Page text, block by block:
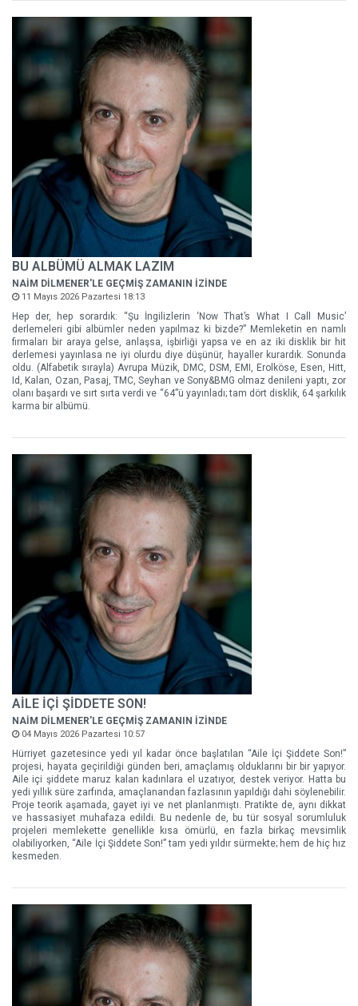
BU ALBÜMÜ ALMAK LAZIM
NAİM DİLMENER'LE GEÇMİŞ ZAMANIN İZİNDE
11 Mayıs 2026 Pazartesi 18:13
Hep der, hep sorardık: “Şu İngilizlerin ‘Now That’s What I Call Music’
derlemeleri gibi albümler neden yapılmaz ki bizde?” Memleketin en namlı
firmaları bir araya gelse, anlaşsa, işbirliği yapsa ve en az iki disklik bir hit
derlemesi yayınlasa ne iyi olurdu diye düşünür, hayaller kurardık. Sonunda
oldu. (Alfabetik sırayla) Avrupa Müzik, DMC, DSM, EMI, Erolköse, Esen, Hitt,
Id, Kalan, Ozan, Pasaj, TMC, Seyhan ve Sony&BMG olmaz denileni yaptı, zor
olanı başardı ve sırt sırta verdi ve “64”ü yayınladı; tam dört disklik, 64 şarkılık
karma bir albümü.
AİLE İÇİ ŞİDDETE SON!
NAİM DİLMENER'LE GEÇMİŞ ZAMANIN İZİNDE
04 Mayıs 2026 Pazartesi 10:57
Hürriyet gazetesince yedi yıl kadar önce başlatılan “Aile İçi Şiddete Son!”
projesi, hayata geçirildiği günden beri, amaçlamış olduklarını bir bir yapıyor.
Aile içi şiddete maruz kalan kadınlara el uzatıyor, destek veriyor. Hatta bu
yedi yıllık süre zarfında, amaçlanandan fazlasının yapıldığı dahi söylenebilir.
Proje teorik aşamada, gayet iyi ve net planlanmıştı. Pratikte de, aynı dikkat
ve hassasiyet muhafaza edildi. Bu nedenle de, bu tür sosyal sorumluluk
projeleri memlekette genellikle kısa ömürlü, en fazla birkaç mevsimlik
olabiliyorken, “Aile İçi Şiddete Son!” tam yedi yıldır sürmekte; hem de hiç hız
kesmeden.